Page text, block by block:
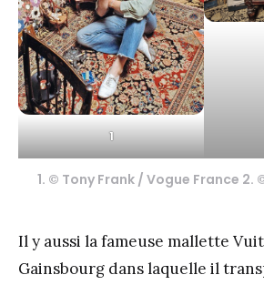
1
1. © Tony Frank / Vogue France 2.
Il y aussi la fameuse mallette
Gainsbourg dans laquelle il